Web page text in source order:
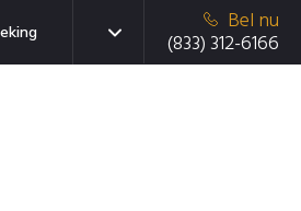
Bel nu
(833) 312-6166